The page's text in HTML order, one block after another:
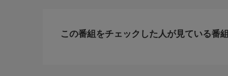
この番組をチェックした人が見ている番組